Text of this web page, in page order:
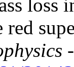
loss
red